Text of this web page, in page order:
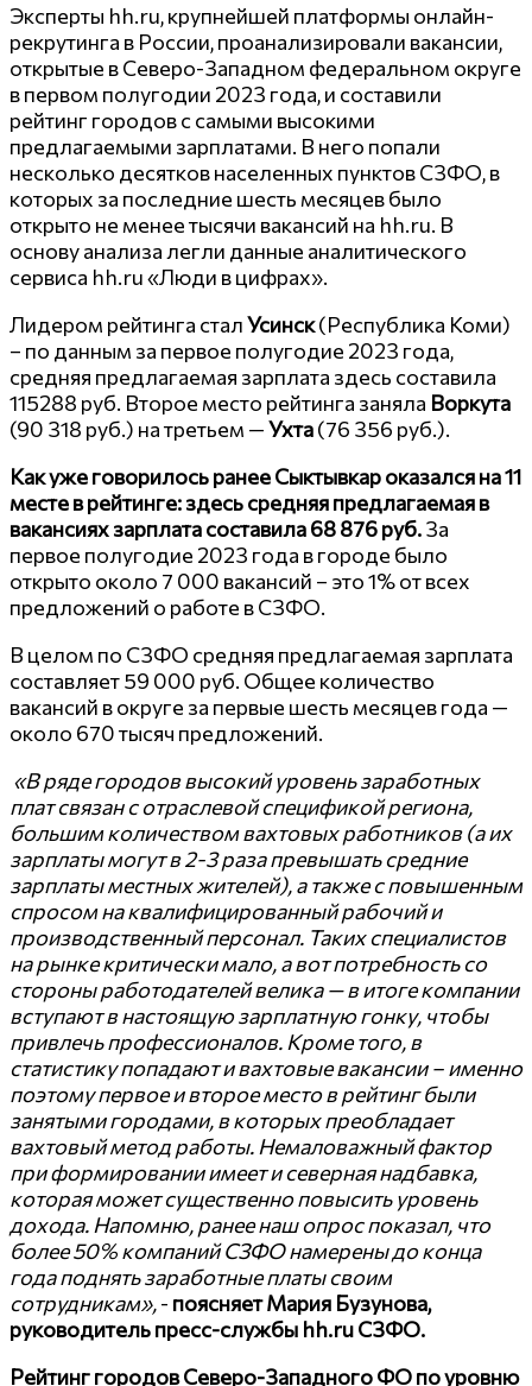
Эксперты hh.ru, крупнейшей платформы онлайн-
рекрутинга в России, проанализировали вакансии,
открытые в Северо-Западном федеральном округе
в первом полугодии 2023 года, и составили
рейтинг городов с самыми высокими
предлагаемыми зарплатами. В него попали
несколько десятков населенных пунктов СЗФО, в
которых за последние шесть месяцев было
открыто не менее тысячи вакансий на hh.ru. В
основу анализа легли данные аналитического
сервиса hh.ru «Люди в цифрах».
Лидером рейтинга сталУсинск(Республика Коми)
– по данным за первое полугодие 2023 года,
средняя предлагаемая зарплата здесь составила
115288 руб. Второе место рейтинга заняла Воркута
(90 318 руб.) на третьем —Ухта(76 356 руб.).
Как уже говорилось ранее Сыктывкар оказался на 11
месте в рейтинге: здесь средняя предлагаемая в
вакансиях зарплата составила 68 876 руб.За
первое полугодие 2023 года в городе было
открыто около 7 000 вакансий – это 1% от всех
предложений о работе в СЗФО.
В целом по СЗФО средняя предлагаемая зарплата
составляет 59 000 руб. Общее количество
вакансий в округе за первые шесть месяцев года —
около 670 тысяч предложений.
«В ряде городов высокий уровень заработных
плат связан с отраслевой спецификой региона,
большим количеством вахтовых работников (а их
зарплаты могут в 2-3 раза превышать средние
зарплаты местных жителей), а также с повышенным
спросом на квалифицированный рабочий и
производственный персонал. Таких специалистов
на рынке критически мало, а вот потребность со
стороны работодателей велика — в итоге компании
вступают в настоящую зарплатную гонку, чтобы
привлечь профессионалов. Кроме того, в
статистику попадают и вахтовые вакансии – именно
поэтому первое и второе место в рейтинг были
занятыми городами, в которых преобладает
вахтовый метод работы. Немаловажный фактор
при формировании имеет и северная надбавка,
которая может существенно повысить уровень
дохода. Напомню, ранее наш опрос показал, что
более 50% компаний СЗФО намерены до конца
года поднять заработные платы своим
сотрудникам»,- поясняет Мария Бузунова,
руководитель пресс-службы hh.ruСЗФО.
Рейтинг городов Северо-Западного ФО по уровню